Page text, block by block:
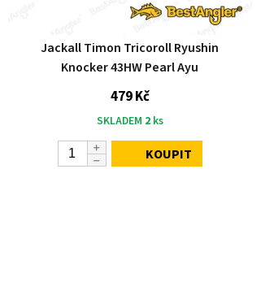
Jackall Timon Tricoroll Ryushin
Knocker 43HW Pearl Ayu
479 Kč
SKLADEM 2 ks
KOUPIT